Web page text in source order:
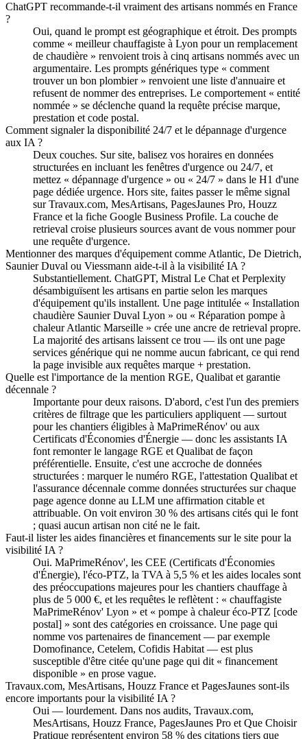
ChatGPT recommande-t-il vraiment des artisans nommés en France
?
Oui, quand le prompt est géographique et étroit. Des prompts
comme « meilleur chauffagiste à Lyon pour un remplacement
de chaudière » renvoient trois à cinq artisans nommés avec un
argumentaire. Les prompts génériques type « comment
trouver un bon plombier » renvoient une liste d'annuaire et
refusent de nommer des entreprises. Le comportement « entité
nommée » se déclenche quand la requête précise marque,
prestation et code postal.
Comment signaler la disponibilité 24/7 et le dépannage d'urgence
aux IA ?
Deux couches. Sur site, balisez vos horaires en données
structurées en incluant les fenêtres d'urgence ou 24/7, et
mettez « dépannage d'urgence » ou « 24/7 » dans le H1 d'une
page dédiée urgence. Hors site, faites passer le même signal
sur Travaux.com, MesArtisans, PagesJaunes Pro, Houzz
France et la fiche Google Business Profile. La couche de
retrieval croise plusieurs sources avant de vous nommer pour
une requête d'urgence.
Mentionner des marques d'équipement comme Atlantic, De Dietrich,
Saunier Duval ou Viessmann aide-t-il à la visibilité IA ?
Substantiellement. ChatGPT, Mistral Le Chat et Perplexity
désambiguïsent les artisans en partie selon les marques
d'équipement qu'ils installent. Une page intitulée « Installation
chaudière Saunier Duval Lyon » ou « Réparation pompe à
chaleur Atlantic Marseille » crée une ancre de retrieval propre.
La majorité des artisans laissent ce trou — ils ont une page
services générique qui ne nomme aucun fabricant, ce qui rend
la page invisible aux requêtes marque + prestation.
Quelle est l'importance de la mention RGE, Qualibat et garantie
décennale ?
Importante pour deux raisons. D'abord, c'est l'un des premiers
critères de filtrage que les particuliers appliquent — surtout
pour les chantiers éligibles à MaPrimeRénov' ou aux
Certificats d'Économies d'Énergie — donc les assistants IA
font remonter le langage RGE et Qualibat de façon
préférentielle. Ensuite, c'est une accroche de données
structurées : marquer le numéro RGE, l'attestation Qualibat et
l'assurance décennale comme données structurées sur chaque
page agence donne au LLM une affirmation citable et
attribuable. On voit environ 30 % des artisans cités qui le font
; quasi aucun artisan non cité ne le fait.
Faut-il lister les aides financières et financements sur le site pour la
visibilité IA ?
Oui. MaPrimeRénov', les CEE (Certificats d'Économies
d'Énergie), l'éco-PTZ, la TVA à 5,5 % et les aides locales sont
des préoccupations majeures pour les chantiers chauffage à
plus de 5 000 €, et les requêtes le reflètent : « chauffagiste
MaPrimeRénov' Lyon » et « pompe à chaleur éco-PTZ [code
postal] » sont des catégories en croissance. Une page qui
nomme vos partenaires de financement — par exemple
Domofinance, Cetelem, Cofidis Habitat — est plus
susceptible d'être citée qu'une page qui dit « financement
disponible » en prose vague.
Travaux.com, MesArtisans, Houzz France et PagesJaunes sont-ils
encore importants pour la visibilité IA ?
Oui — lourdement. Dans nos audits, Travaux.com,
MesArtisans, Houzz France, PagesJaunes Pro et Que Choisir
Pratique représentent environ 58 % des citations tiers que